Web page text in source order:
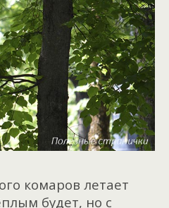
комаров летает
будет, но с